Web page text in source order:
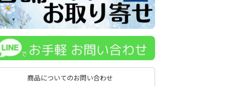
商品についてのお問い合わせ